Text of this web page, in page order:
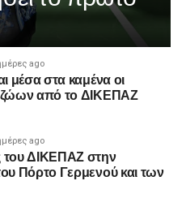
ago
μέσα στα καμένα οι
ζώων από το ΔΙΚΕΠΑΖ
ago
του ΔΙΚΕΠΑΖ στην
Πόρτο Γερμενού και των